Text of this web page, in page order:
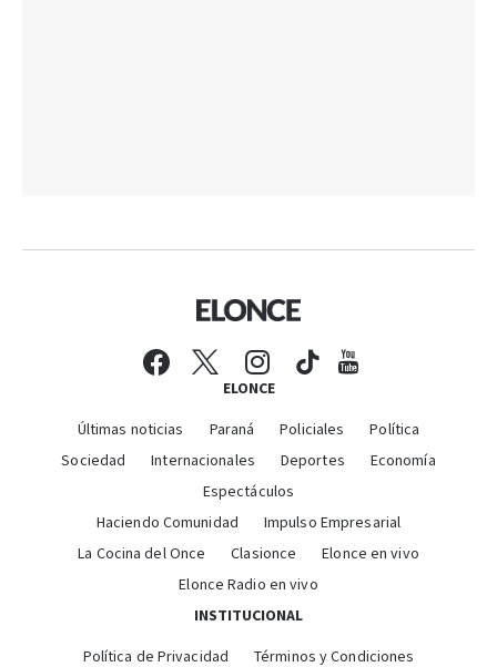
ELONCE
Últimas noticias Paraná Policiales
Política
Sociedad
Internacionales Deportes
Economía
Espectáculos
Haciendo Comunidad
Impulso Empresarial
La Cocina del Once
Clasionce
Elonce en vivo
Elonce Radio en vivo
INSTITUCIONAL
Política de Privacidad Términos y Condiciones